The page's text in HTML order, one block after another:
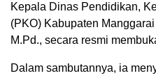
Kepala Dinas Pendidikan,
(PKO) Kabupaten
M.Pd., secara resmi
Dalam sambutannya, ia